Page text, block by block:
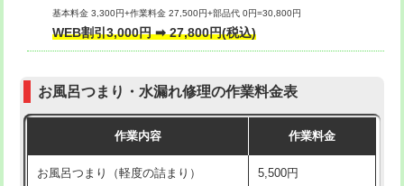
交換・取付（タンク）
交換・取付（普通便座） 11,000円+材料費
交換・取付（温水洗浄便座） 16,500円+材料費
交換・取付(単水栓（壁付・デッキ
13,200円+材料費
基本料金 3,300円+作業料金 27,500円+部品代 0円=30,800円
WEB割引3,000円 ➡ 27,800円(税込)
お風呂つまり・水漏れ修理の作業料金表
作業内容 作業料金
お風呂つまり（軽度の詰まり） 5,500円